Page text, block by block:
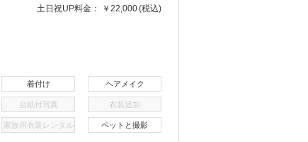
土日祝UP料金：
￥22,000(税込)
着付け ヘアメイク
台紙付写真 衣装追加
家族用衣装レンタル ペットと撮影